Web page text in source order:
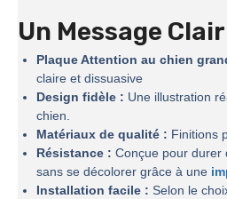
Un Message
Plaque Attention au chien
claire et dissuasive
Design fidèle : Une illustration
chien.
Matériaux de qualité : Finitions
Résistance : Conçue pour durer
sans se décolorer grâce à une
Installation facile : Selon le